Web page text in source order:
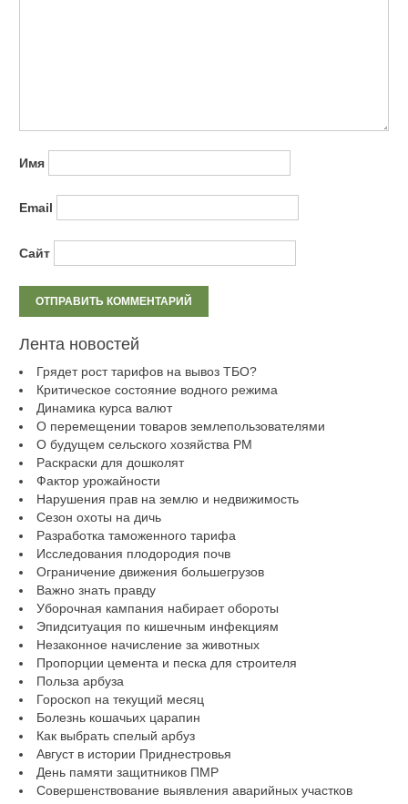
Имя
Email
Сайт
Лента новостей
Грядет рост тарифов на вывоз ТБО?
Критическое состояние водного режима
Динамика курса валют
О перемещении товаров землепользователями
О будущем сельского хозяйства РМ
Раскраски для дошколят
Фактор урожайности
Нарушения прав на землю и недвижимость
Сезон охоты на дичь
Разработка таможенного тарифа
Исследования плодородия почв
Ограничение движения большегрузов
Важно знать правду
Уборочная кампания набирает обороты
Эпидситуация по кишечным инфекциям
Незаконное начисление за животных
Пропорции цемента и песка для строителя
Польза арбуза
Гороскоп на текущий месяц
Болезнь кошачьих царапин
Как выбрать спелый арбуз
Август в истории Приднестровья
День памяти защитников ПМР
Совершенствование выявления аварийных участков